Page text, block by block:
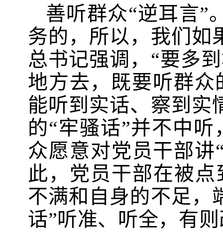
善听群众“逆耳言”
务的，所以，我们如
总书记强调，“要多
地方去，既要听群
能听到实话、察到实
的“牢骚话”并不中
众愿意对党员干部
此，党员干部在被
不满和自身的不足，
话”听准、听全，有